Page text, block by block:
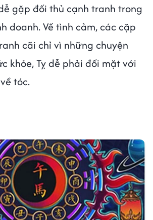
gặp đối thủ cạnh tranh trong
doanh. Về tình cảm, các cặp
cãi chỉ vì những chuyện
khỏe, Tỵ dễ phải đối mặt với
tóc.